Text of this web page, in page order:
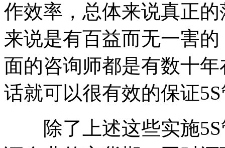
作效率，总体来说真正
来说是有百益而无一害
面的咨询师都是有数十
话就可以很有效的保证
除了上述这些实施5S